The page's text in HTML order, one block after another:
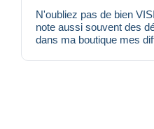
N'oubliez pas de bien
note aussi souvent des
dans ma boutique mes